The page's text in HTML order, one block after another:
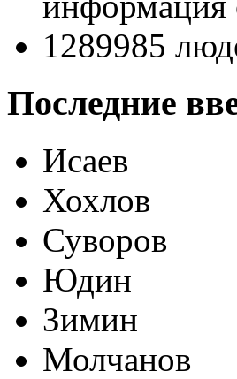
1289985
Последние
Исаев
Хохлов
Суворов
Юдин
Зимин
Молчанов